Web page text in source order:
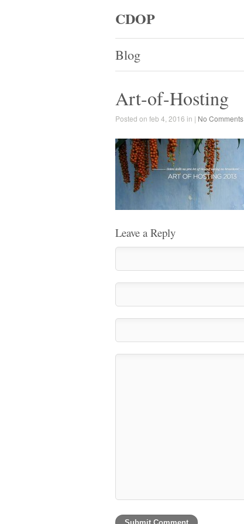
CDOP
Blog
Art-of-Hosting
Posted on feb 4, 2016 in | No Comments
Leave a Reply